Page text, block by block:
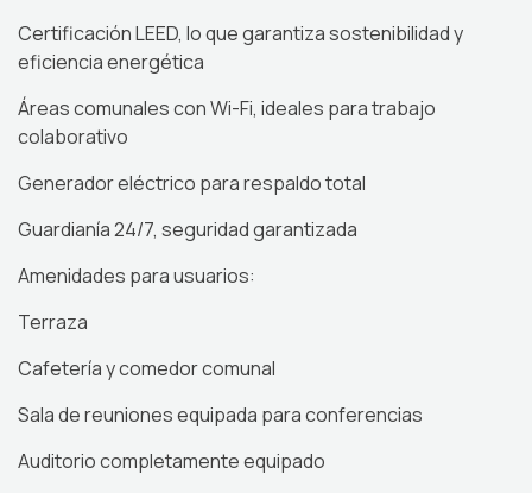
Certificación LEED, lo que garantiza sostenibilidad y
eficiencia energética
Áreas comunales con Wi-Fi, ideales para trabajo
colaborativo
Generador eléctrico para respaldo total
Guardianía 24/7, seguridad garantizada
Amenidades para usuarios:
Terraza
Cafetería y comedor comunal
Sala de reuniones equipada para conferencias
Auditorio completamente equipado